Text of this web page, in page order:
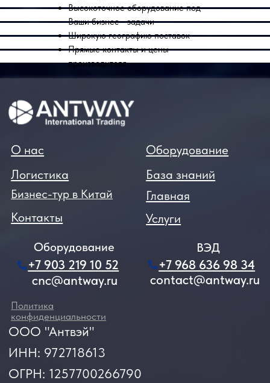
Высокоточное оборудование под
Ваши бизнес - задачи
Широкую географию поставок
Прямые контакты и цены
производителя